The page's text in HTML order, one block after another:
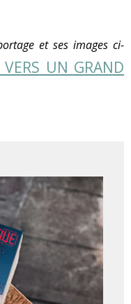
et ses images ci-
UN GRAND